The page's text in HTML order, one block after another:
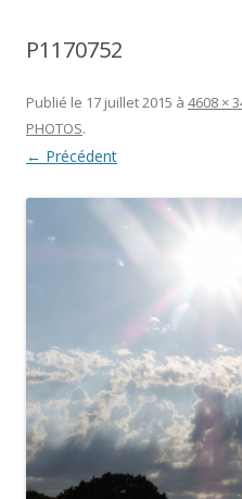
P1170752
Publié le 17 juillet 2015 à 4608 ×
PHOTOS.
← Précédent